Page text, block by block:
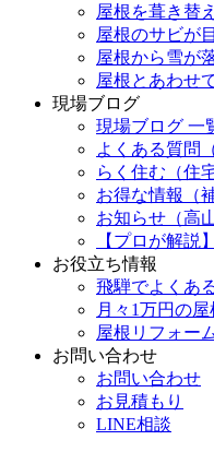
屋根を葺き替
屋根のサビが
屋根から雪が
屋根とあわせ
現場ブログ
現場ブログ 一
よくある質問
らく住む（住
お得な情報（
お知らせ（高
【プロが解説
お役立ち情報
飛騨でよくあ
月々1万円の
屋根リフォー
お問い合わせ
お問い合わせ
お見積もり
LINE相談